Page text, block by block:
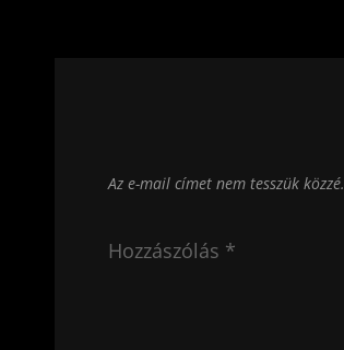
Az e-mail címet nem tesszük közzé.
Hozzászólás *